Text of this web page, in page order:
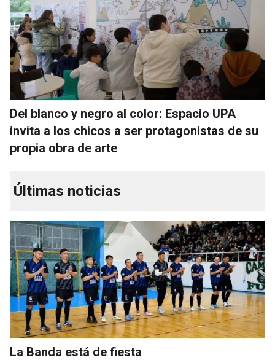
Del blanco y negro al color: Espacio UPA
invita a los chicos a ser protagonistas de su
propia obra de arte
Últimas noticias
La Banda está de fiesta